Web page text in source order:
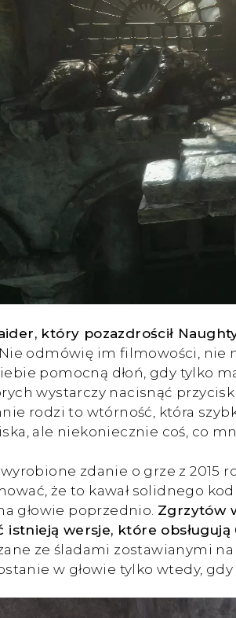
który pozazdrościł
odmówię im filmowości, nie
pomocną dłoń, gdy tylko
wystarczy nacisnąć
rodzi to wtórność, która
ale niekoniecznie coś, co
zdanie o grze z
że to kawał solidnego
głowie poprzednio. Zgrzytów
wersje, które
ze śladami zostawianymi
w głowie tylko wtedy,